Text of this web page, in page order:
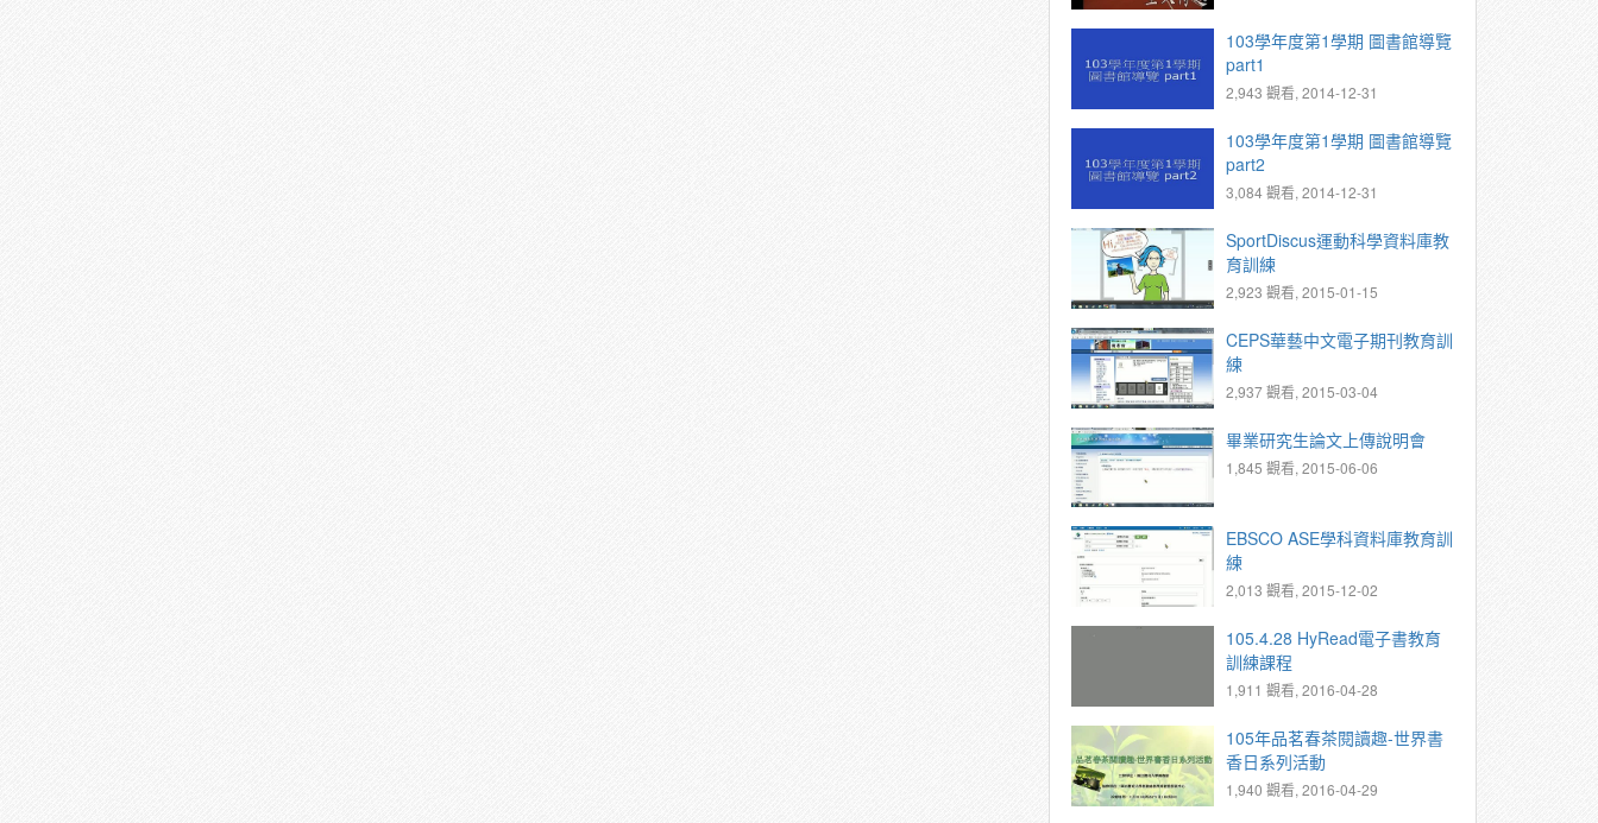
103學年度第1學期 圖書館導覽
part1
2,943 觀看, 2014-12-31
103學年度第1學期 圖書館導覽
part2
3,084 觀看, 2014-12-31
SportDiscus運動科學資料庫教
育訓練
2,923 觀看, 2015-01-15
CEPS華藝中文電子期刊教育訓
練
2,937 觀看, 2015-03-04
畢業研究生論文上傳說明會
1,845 觀看, 2015-06-06
EBSCO ASE學科資料庫教育訓
練
2,013 觀看, 2015-12-02
105.4.28 HyRead電子書教育
訓練課程
1,911 觀看, 2016-04-28
105年品茗春茶閱讀趣-世界書
香日系列活動
1,940 觀看, 2016-04-29